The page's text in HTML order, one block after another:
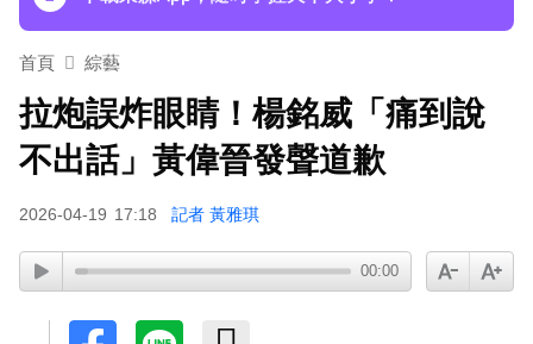
首頁 綜藝
拉炮誤炸眼睛！楊銘威「痛到說
不出話」黃偉晉發聲道歉
2026-04-19 17:18 記者 黃雅琪
00:00